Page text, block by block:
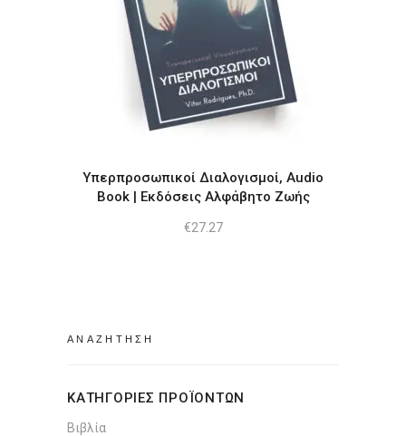
Υπερπροσωπικοί Διαλογισμοί, Audio
Book | Εκδόσεις Αλφάβητο Ζωής
€27.27
ΚΑΤΗΓΟΡΙΕΣ ΠΡΟΪΟΝΤΩΝ
Βιβλία